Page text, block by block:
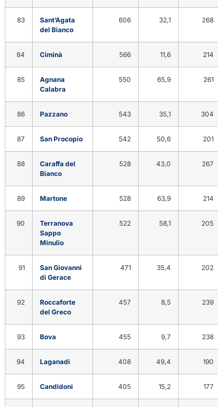
83
Sant’Agata
del Bianco
606 32,1 268
84 Ciminà 566 11,6 214
85
Agnana
Calabra
550 65,9 261
86 Pazzano 543 35,1 304
87 San Procopio 542 50,6 201
88
Caraffa del
Bianco
528 43,0 267
89 Martone 528 63,9 214
90
Terranova
Sappo
Minulio
522 58,1 205
91
San Giovanni
di Gerace
471 35,4 202
92
Roccaforte
del Greco
457 8,5 239
93 Bova 455 9,7 238
94 Laganadi 408 49,4 190
95 Candidoni 405 15,2 177